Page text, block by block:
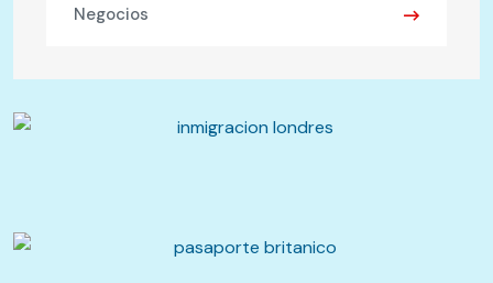
Negocios